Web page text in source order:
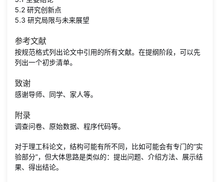
5.2 研究创新点
5.3 研究局限与未来展望
参考文献
按规范格式列出论文中引用的所有文献。在提纲阶段，可以先
列出一个初步清单。
致谢
感谢导师、同学、家人等。
附录
调查问卷、原始数据、程序代码等。
对于理工科论文，结构可能有所不同，比如可能会有专门的“实
验部分”，但大体思路是类似的：提出问题、介绍方法、展示结
果、得出结论。